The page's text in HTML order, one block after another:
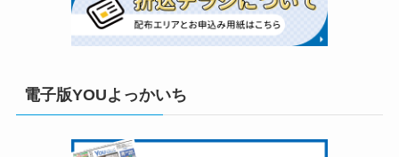
電子版YOUよっかいち